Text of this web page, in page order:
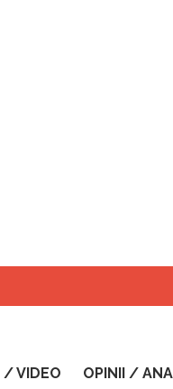
/ VIDEO OPINII /